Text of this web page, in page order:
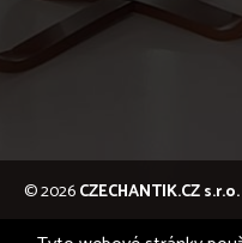
© 2026CZECHANTIK.CZ s.r.o.